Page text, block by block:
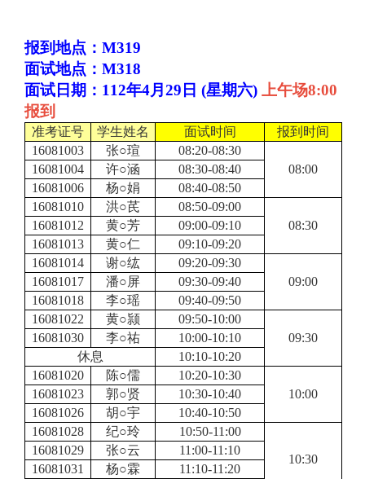
报到地点：M319
面试地点：M318
面试日期：112年4月29日 (星期六)
上午场8:00
报到
准考证号 学生姓名 面试时间
报到时间
16081003
张○瑄
08:20-08:30
08:00
16081004 许○涵
08:30-08:40
16081006
杨○娟
08:40-08:50
16081010
洪○芪
08:50-09:00
08:30
16081012 黄○芳
09:00-09:10
16081013
黄○仁
09:10-09:20
16081014
谢○纮
09:20-09:30
09:00
16081017 潘○屏
09:30-09:40
16081018
李○瑶
09:40-09:50
16081022
黄○颕
09:50-10:00
09:30
16081030 李○祐 10:00-10:10
休息
10:10-10:20
16081020
陈○儒
10:20-10:30
10:00
16081023 郭○贤
10:30-10:40
16081026
胡○宇
10:40-10:50
16081028
纪○玲
10:50-11:00
10:30
16081029 张○云
11:00-11:10
16081031
杨○霖
11:10-11:20